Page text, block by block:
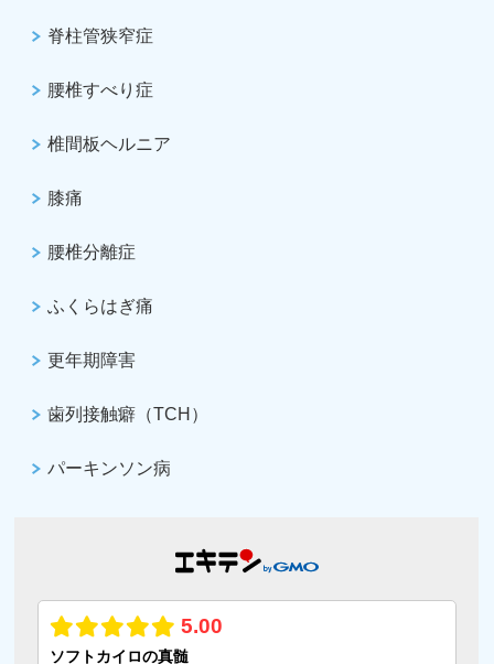
脊柱管狭窄症
腰椎すべり症
椎間板ヘルニア
膝痛
腰椎分離症
ふくらはぎ痛
更年期障害
歯列接触癖（TCH）
パーキンソン病